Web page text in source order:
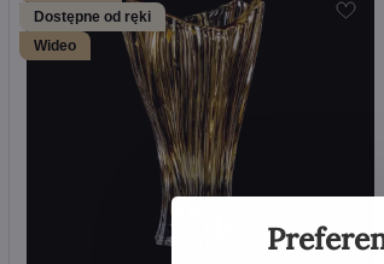
Dostępne od ręki
Wideo